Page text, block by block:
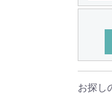
お探し